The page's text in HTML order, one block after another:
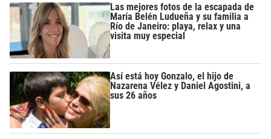
Las mejores fotos de la escapada de
María Belén Ludueña y su familia a
Río de Janeiro: playa, relax y una
visita muy especial
Así está hoy Gonzalo, el hijo de
Nazarena Vélez y Daniel Agostini, a
sus 26 años